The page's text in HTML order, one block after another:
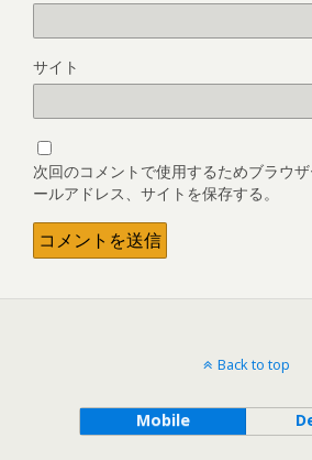
サイト
次回のコメントで使用するためブラウ
ールアドレス、サイトを保存する。
Back to top
Mobile